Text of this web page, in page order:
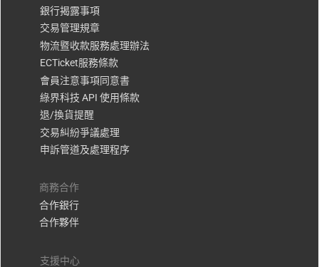
銀行揭露事項
交易管理規章
物流暨收款服務處理辦法
ECTicket服務條款
會員注意事項同意書
綠界科技 API 使用條款
退/換貨提醒
交易糾紛爭議處理
申訴管道及處理程序
商務合作
合作銀行
合作夥伴
支援中心